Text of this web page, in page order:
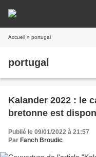
Accueil » portugal
portugal
Kalander 2022 : le
bretonne est
Publié le 09/01/2022 à 21:57
Par Fanch Broudic